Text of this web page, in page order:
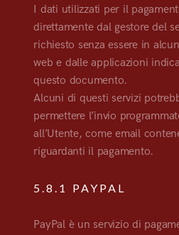
I dati utilizzati per il
direttamente dal gestore del
richiesto senza essere in
web e dalle applicazioni
questo documento.
Alcuni di questi servizi
permettere l’invio
all’Utente, come email
riguardanti il pagamento.
5.8.1 PAYPAL
PayPal è un servizio di